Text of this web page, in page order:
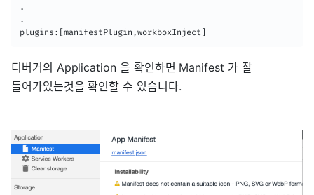
.
.
plugins : manifestPlugin ,workboxInject
디버거의 Application 을 확인하면 Manifest 가 잘
들어가있는것을 확인할 수 있습니다.